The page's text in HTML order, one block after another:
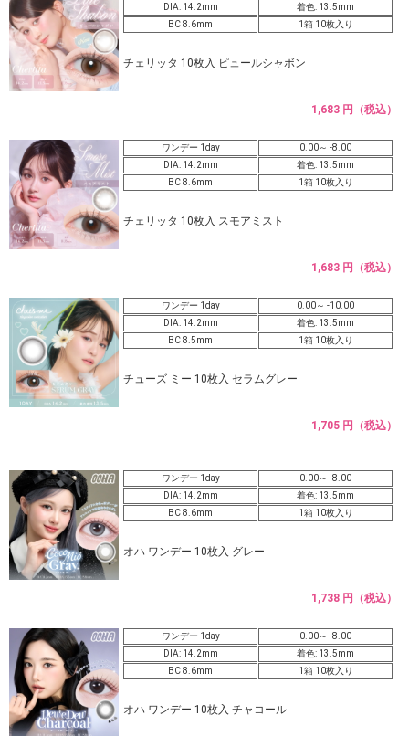
DIA: 14.2mm
着色: 13.5mm
BC 8.6mm
1箱 10枚入り
チェリッタ 10枚入 ピュールシャボン
1,683 円（税込）
ワンデー 1day
0.00～ -8.00
DIA: 14.2mm
着色: 13.5mm
BC 8.6mm
1箱 10枚入り
チェリッタ 10枚入 スモアミスト
1,683 円（税込）
ワンデー 1day
0.00～ -10.00
DIA: 14.2mm
着色: 13.5mm
BC 8.5mm
1箱 10枚入り
チューズ ミー 10枚入 セラムグレー
1,705 円（税込）
ワンデー 1day
0.00～ -8.00
DIA: 14.2mm
着色: 13.5mm
BC 8.6mm
1箱 10枚入り
オハ ワンデー 10枚入 グレー
1,738 円（税込）
ワンデー 1day
0.00～ -8.00
DIA: 14.2mm
着色: 13.5mm
BC 8.6mm
1箱 10枚入り
オハ ワンデー 10枚入 チャコール